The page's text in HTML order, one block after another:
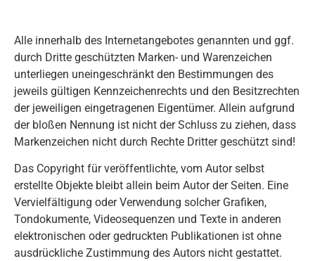
Alle innerhalb des Internetangebotes genannten und ggf.
durch Dritte geschützten Marken- und Warenzeichen
unterliegen uneingeschränkt den Bestimmungen des
jeweils gültigen Kennzeichenrechts und den Besitzrechten
der jeweiligen eingetragenen Eigentümer. Allein aufgrund
der bloßen Nennung ist nicht der Schluss zu ziehen, dass
Markenzeichen nicht durch Rechte Dritter geschützt sind!
Das Copyright für veröffentlichte, vom Autor selbst
erstellte Objekte bleibt allein beim Autor der Seiten. Eine
Vervielfältigung oder Verwendung solcher Grafiken,
Tondokumente, Videosequenzen und Texte in anderen
elektronischen oder gedruckten Publikationen ist ohne
ausdrückliche Zustimmung des Autors nicht gestattet.